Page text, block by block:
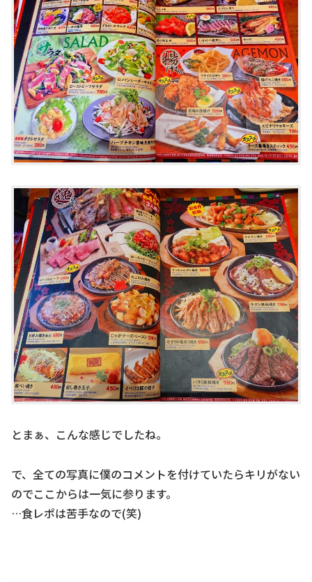
とまぁ、こんな感じでしたね。
で、全ての写真に僕のコメントを付けていたらキリがない
のでここからは一気に参ります。
…食レポは苦手なので(笑)